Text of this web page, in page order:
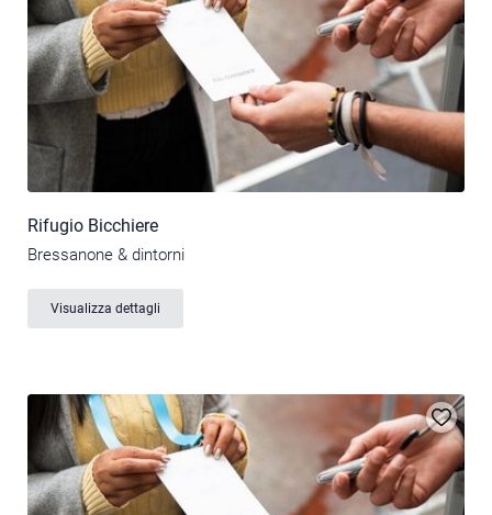
Rifugio Bicchiere
Bressanone & dintorni
Visualizza dettagli